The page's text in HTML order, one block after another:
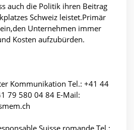
auch die Politik ihren Beitrag
Schweiz leistet.Primär
Unternehmen immer
Kosten aufzubürden.
Kommunikation Tel.: +41 44
79 580 04 84 E-Mail:
Suisse romande Tel.: